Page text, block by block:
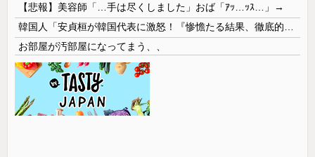
【悲報】美容師「…手は尽くしました」おば「ｱｯ…ｯｽ…」→
お部屋が汚部屋になってまう、、